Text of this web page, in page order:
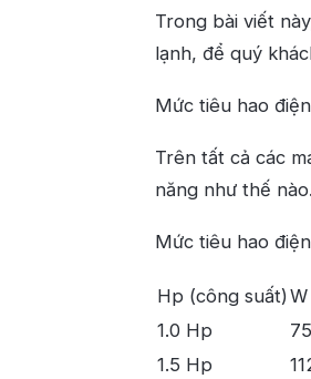
Trong bài viết
lạnh, để quý
Mức tiêu hao
Trên tất cả các
năng như thế nào.
Mức tiêu hao
Hp (công suất)W
1.0 Hp
1.5 Hp